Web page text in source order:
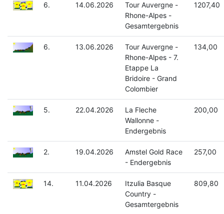
6. 14.06.2026
Tour Auvergne -
Rhone-Alpes -
Gesamtergebnis
1207,40
6. 13.06.2026
Tour Auvergne -
Rhone-Alpes - 7.
Etappe La
Bridoire - Grand
Colombier
134,00
5. 22.04.2026
La Fleche
Wallonne -
Endergebnis
200,00
2. 19.04.2026
Amstel Gold Race
- Endergebnis
257,00
14. 11.04.2026
Itzulia Basque
Country -
Gesamtergebnis
809,80